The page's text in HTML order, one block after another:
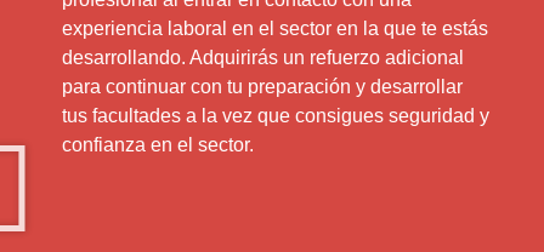
experiencia laboral en el sector en la que te estás
desarrollando. Adquirirás un refuerzo adicional
para continuar con tu preparación y desarrollar
tus facultades a la vez que consigues seguridad y
confianza en el sector.